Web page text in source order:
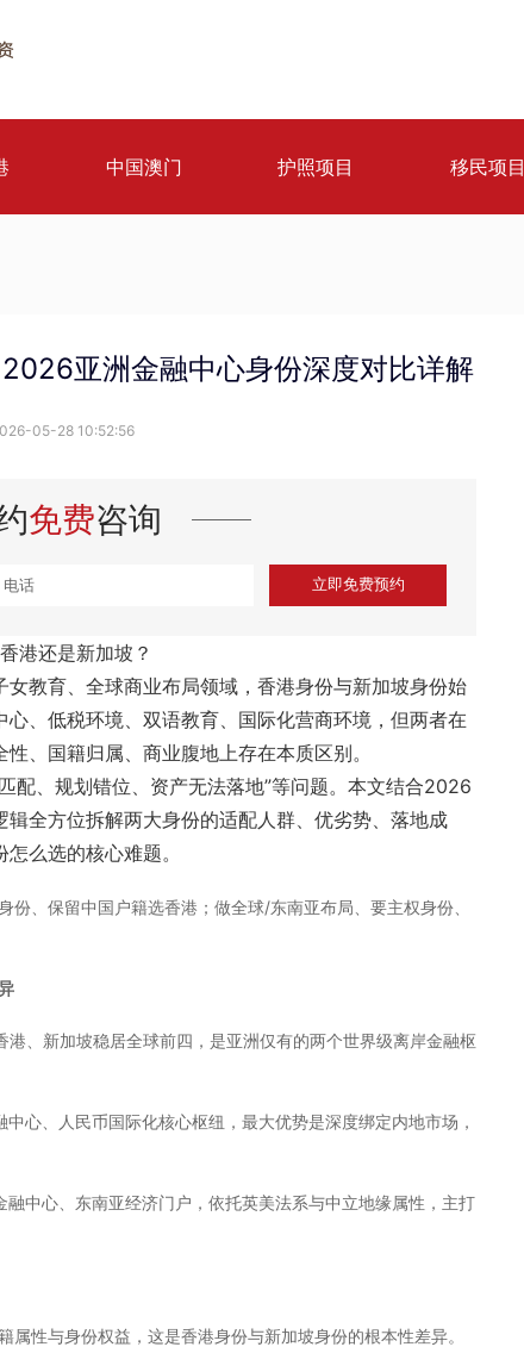
中国澳门 护照项目 移民项目
亚洲金融中心身份深度对比详解
05-28 10:52:56
免费咨询
立即免费预约
港还是新加坡？
教育、全球商业布局领域，香港身份与新加坡身份始
、低税环境、双语教育、国际化营商环境，但两者在
、国籍归属、商业腹地上存在本质区别。
配、规划错位、资产无法落地”等问题。本文结合2026
全方位拆解两大身份的适配人群、优劣势、落地成
么选的核心难题。
、保留中国户籍选香港；做全球/东南亚布局、要主权身份、
、新加坡稳居全球前四，是亚洲仅有的两个世界级离岸金融枢
心、人民币国际化核心枢纽，最大优势是深度绑定内地市场，
中心、东南亚经济门户，依托英美法系与中立地缘属性，主打
性与身份权益，这是香港身份与新加坡身份的根本性差异。